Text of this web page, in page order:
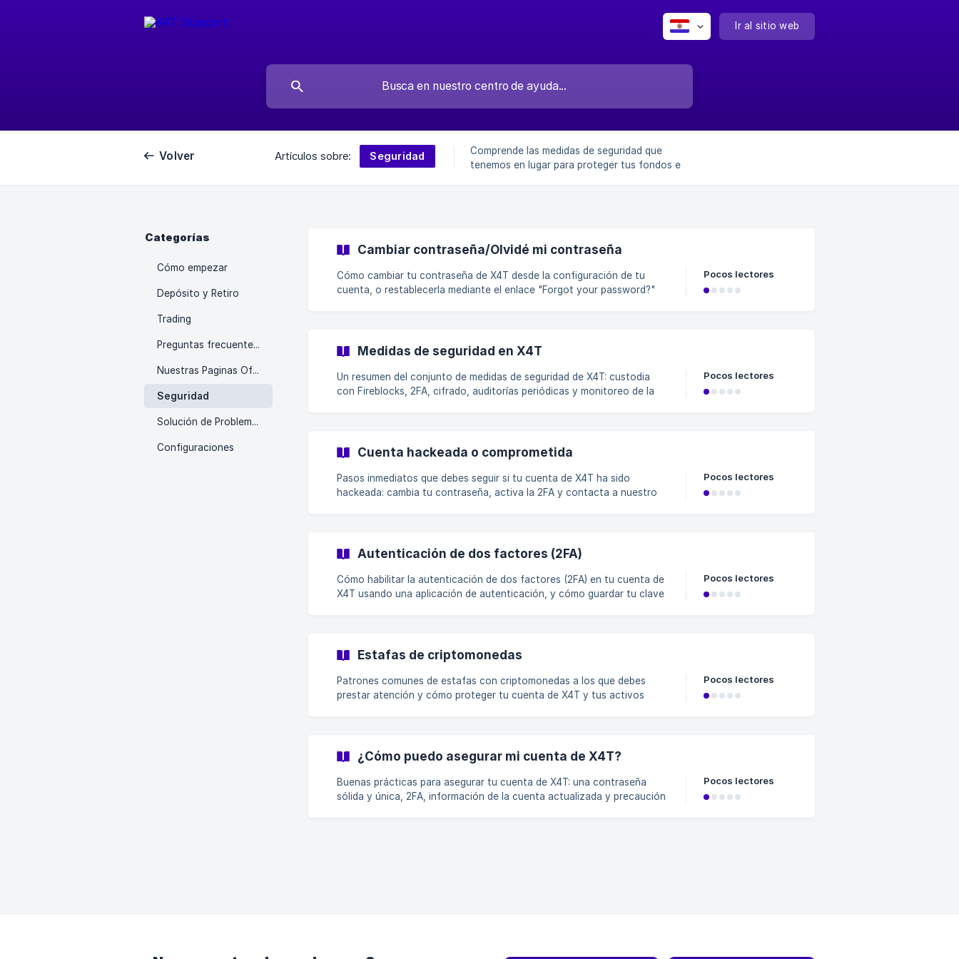
Ir al sitio web
Volver Artículos sobre: Seguridad
Comprende las medidas de seguridad que
tenemos en lugar para proteger tus fondos e
Categorías
Cómo empezar
Depósito y Retiro
Trading
Preguntas frecuentes (FAQ)
Nuestras Paginas Oficiales
Seguridad
Solución de Problemas
Configuraciones
Cambiar contraseña/Olvidé mi contraseña
Cómo cambiar tu contraseña de X4T desde la configuración de tu
cuenta, o restablecerla mediante el enlace "Forgot your password?"
Pocos lectores
Medidas de seguridad en X4T
Un resumen del conjunto de medidas de seguridad de X4T: custodia
con Fireblocks, 2FA, cifrado, auditorías periódicas y monitoreo de la
Pocos lectores
Cuenta hackeada o comprometida
Pasos inmediatos que debes seguir si tu cuenta de X4T ha sido
hackeada: cambia tu contraseña, activa la 2FA y contacta a nuestro
Pocos lectores
Autenticación de dos factores (2FA)
Cómo habilitar la autenticación de dos factores (2FA) en tu cuenta de
X4T usando una aplicación de autenticación, y cómo guardar tu clave
Pocos lectores
Estafas de criptomonedas
Patrones comunes de estafas con criptomonedas a los que debes
prestar atención y cómo proteger tu cuenta de X4T y tus activos
Pocos lectores
¿Cómo puedo asegurar mi cuenta de X4T?
Buenas prácticas para asegurar tu cuenta de X4T: una contraseña
sólida y única, 2FA, información de la cuenta actualizada y precaución
Pocos lectores